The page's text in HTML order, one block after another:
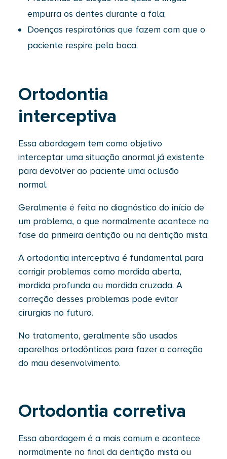
empurra os dentes durante a fala;
Doenças respiratórias que fazem com que o
paciente respire pela boca.
Ortodontia
interceptiva
Essa abordagem tem como objetivo
interceptar uma situação anormal já existente
para devolver ao paciente uma oclusão
normal.
Geralmente é feita no diagnóstico do início de
um problema, o que normalmente acontece na
fase da primeira dentição ou na dentição mista.
A ortodontia interceptiva é fundamental para
corrigir problemas como mordida aberta,
mordida profunda ou mordida cruzada. A
correção desses problemas pode evitar
cirurgias no futuro.
No tratamento, geralmente são usados
aparelhos ortodônticos para fazer a correção
do mau desenvolvimento.
Ortodontia corretiva
Essa abordagem é a mais comum e acontece
normalmente no final da dentição mista ou